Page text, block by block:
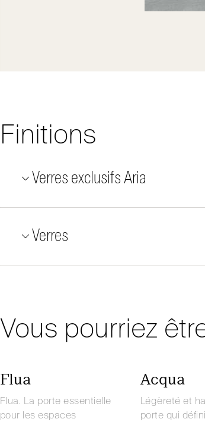
Finitions
Verres exclusifs Aria
Verres
Vous pourriez
Flua
Flua. La porte essentielle
pour les espaces
Acqua
Légèreté et
porte qui